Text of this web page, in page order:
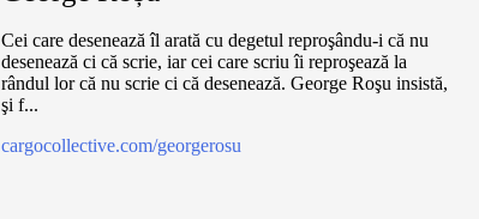
Cei care desenează îl arată cu degetul reproşându-i că nu
desenează ci că scrie, iar cei care scriu îi reproşează la
rândul lor că nu scrie ci că desenează. George Roşu insistă,
şi f...
cargocollective.com/georgerosu